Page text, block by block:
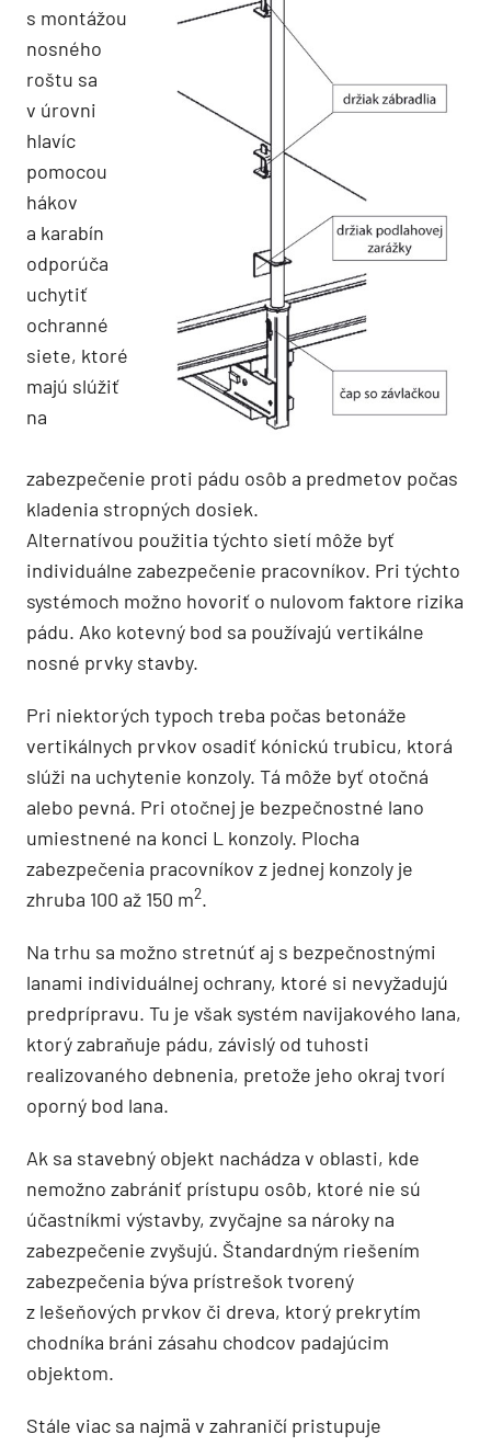
s montážou
nosného
roštu sa
v úrovni
hlavíc
pomocou
hákov
a karabín
odporúča
uchytiť
ochranné
siete, ktoré
majú slúžiť
na
zabezpečenie proti pádu osôb a predmetov počas
kladenia stropných dosiek.
Alternatívou použitia týchto sietí môže byť
individuálne zabezpečenie pracovníkov. Pri týchto
systémoch možno hovoriť o nulovom faktore rizika
pádu. Ako kotevný bod sa používajú vertikálne
nosné prvky stavby.
Pri niektorých typoch treba počas betonáže
vertikálnych prvkov osadiť kónickú trubicu, ktorá
slúži na uchytenie konzoly. Tá môže byť otočná
alebo pevná. Pri otočnej je bezpečnostné lano
umiestnené na konci L konzoly. Plocha
zabezpečenia pracovníkov z jednej konzoly je
zhruba 100 až 150 m2.
Na trhu sa možno stretnúť aj s bezpečnostnými
lanami individuálnej ochrany, ktoré si nevyžadujú
predprípravu. Tu je však systém navijakového lana,
ktorý zabraňuje pádu, závislý od tuhosti
realizovaného debnenia, pretože jeho okraj tvorí
oporný bod lana.
Ak sa stavebný objekt nachádza v oblasti, kde
nemožno zabrániť prístupu osôb, ktoré nie sú
účastníkmi výstavby, zvyčajne sa nároky na
zabezpečenie zvyšujú. Štandardným riešením
zabezpečenia býva prístrešok tvorený
z lešeňových prvkov či dreva, ktorý prekrytím
chodníka bráni zásahu chodcov padajúcim
objektom.
Stále viac sa najmä v zahraničí pristupuje